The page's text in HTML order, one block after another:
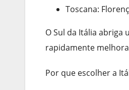
Toscana:
O Sul da Itália abriga
rapidamente
Por que escolher a